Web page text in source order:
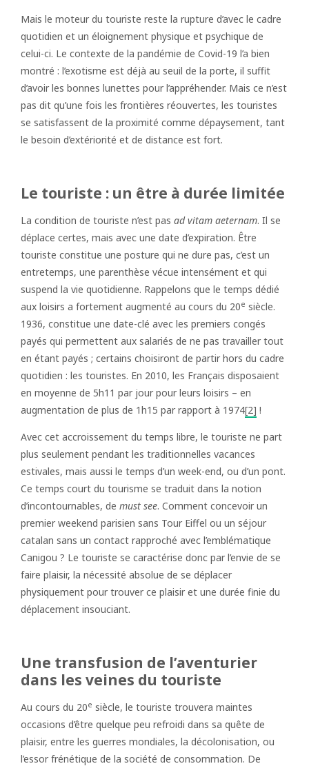
Mais le moteur du touriste reste la rupture d’avec le cadre
quotidien et un éloignement physique et psychique de
celui-ci. Le contexte de la pandémie de Covid-19 l’a bien
montré : l’exotisme est déjà au seuil de la porte, il suffit
d’avoir les bonnes lunettes pour l’appréhender. Mais ce n’est
pas dit qu’une fois les frontières réouvertes, les touristes
se satisfassent de la proximité comme dépaysement, tant
le besoin d’extériorité et de distance est fort.
Le touriste : un être à durée limitée
La condition de touriste n’est pas ad vitam aeternam. Il se
déplace certes, mais avec une date d’expiration. Être
touriste constitue une posture qui ne dure pas, c’est un
entretemps, une parenthèse vécue intensément et qui
suspend la vie quotidienne. Rappelons que le temps dédié
aux loisirs a fortement augmenté au cours du 20e siècle.
1936, constitue une date-clé avec les premiers congés
payés qui permettent aux salariés de ne pas travailler tout
en étant payés ; certains choisiront de partir hors du cadre
quotidien : les touristes. En 2010, les Français disposaient
en moyenne de 5h11 par jour pour leurs loisirs – en
augmentation de plus de 1h15 par rapport à 1974[2] !
Avec cet accroissement du temps libre, le touriste ne part
plus seulement pendant les traditionnelles vacances
estivales, mais aussi le temps d’un week-end, ou d’un pont.
Ce temps court du tourisme se traduit dans la notion
d’incontournables, de must see. Comment concevoir un
premier weekend parisien sans Tour Eiffel ou un séjour
catalan sans un contact rapproché avec l’emblématique
Canigou ? Le touriste se caractérise donc par l’envie de se
faire plaisir, la nécessité absolue de se déplacer
physiquement pour trouver ce plaisir et une durée finie du
déplacement insouciant.
Une transfusion de l’aventurier
dans les veines du touriste
Au cours du 20e siècle, le touriste trouvera maintes
occasions d’être quelque peu refroidi dans sa quête de
plaisir, entre les guerres mondiales, la décolonisation, ou
l’essor frénétique de la société de consommation. De